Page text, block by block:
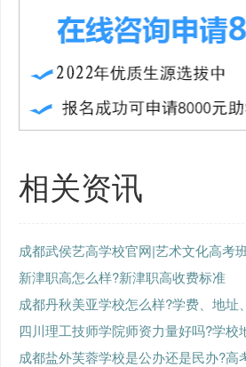
相关资讯
成都武侯艺高学校官网|艺术文化高考
新津职高怎么样?新津职高收费标准
成都丹秋美亚学校怎么样?学费、地址
四川理工技师学院师资力量好吗?学校
成都盐外芙蓉学校是公办还是民办?高